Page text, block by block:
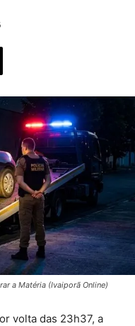
a Matéria (Ivaiporã Online)
volta das 23h37, a